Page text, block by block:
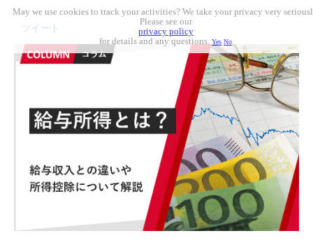
ツイート
May we use cookies to track your activities? We take your privacy very
Please see our
privacy policy
for details and any questions.Yes No